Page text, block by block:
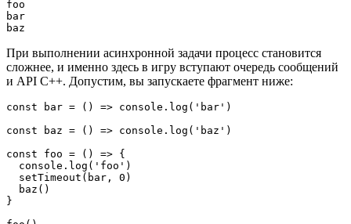
foo
bar
baz
При выполнении асинхронной задачи процесс становится
сложнее, и именно здесь в игру вступают очередь сообщений
и API C++. Допустим, вы запускаете фрагмент ниже:
const bar = () => console.log('bar')
const baz = () => console.log('baz')
const foo = () => {
}